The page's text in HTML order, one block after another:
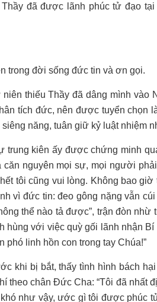
đã được lãnh phúc tử đạo
trong đời sống đức tin và ơn gọi.
niên thiếu Thầy đã dâng mình vào
tích đức, nên được tuyển chọn
năng, tuân giữ kỷ luật nhiệm
trung kiên ấy được chứng minh
nguyên mọi sự, mọi người
tôi cũng vui lòng. Không bao giờ
vì đức tin: đeo gông nặng vẫn
thể nào tả được”, trận đòn
với việc quỳ gối lãnh nhận Bí
phó linh hồn con trong tay Chúa!”
khi bị bắt, thấy tình hình bách
theo chân Đức Cha: “Tôi đã nhất
như vậy, ước gì tôi được phúc